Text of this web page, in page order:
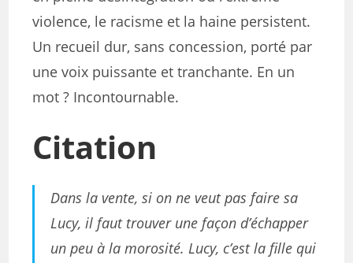
violence, le racisme et la haine persistent.
Un recueil dur, sans concession, porté par
une voix puissante et tranchante. En un
mot ? Incontournable.
Citation
Dans la vente, si on ne veut pas faire sa
Lucy, il faut trouver une façon d’échapper
un peu à la morosité. Lucy, c’est la fille qui